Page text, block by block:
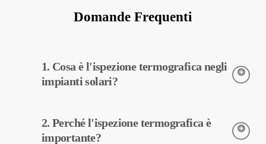
Domande Frequenti
1. Cosa è l'ispezione termografica negli
impianti solari?
temperature delle apparecchiature impiegate negli impianti
solari. Questo tipo di ispezione consente di diagnosticare
2. Perché l'ispezione termografica è
importante?